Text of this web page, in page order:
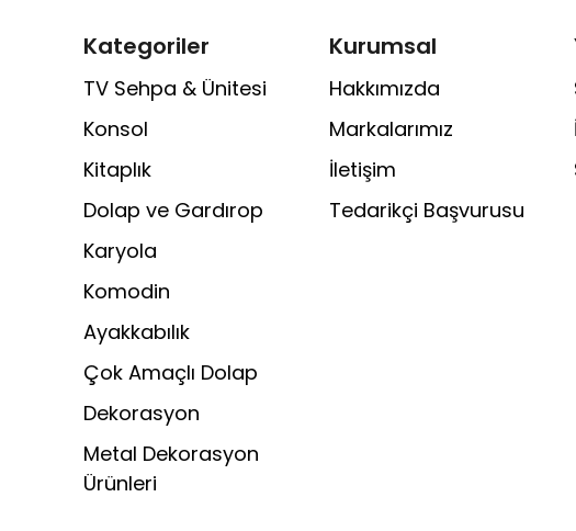
Kategoriler
TV Sehpa & Ünitesi
Konsol
Kitaplık
Dolap ve Gardırop
Karyola
Komodin
Ayakkabılık
Çok Amaçlı Dolap
Dekorasyon
Metal Dekorasyon
Ürünleri
Kurumsal
Hakkımızda
Markalarımız
İletişim
Tedarikçi Başvurusu